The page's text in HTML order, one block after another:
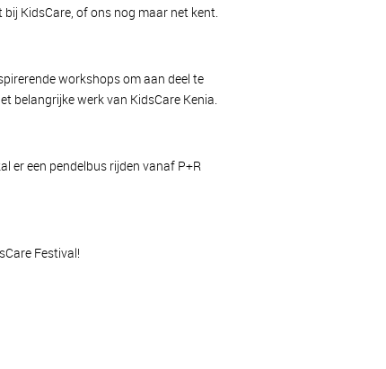
KidsCare, of ons nog maar net kent.
workshops om aan deel te
belangrijke werk van KidsCare Kenia.
er een pendelbus rijden vanaf P+R
Festival!